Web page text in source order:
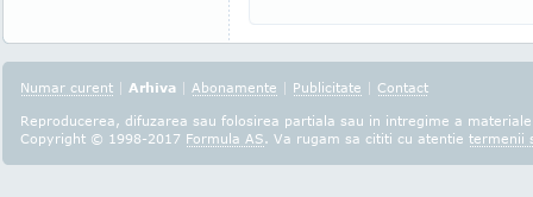
Numar curent | Arhiva | Abonamente | Publicitate | Contact
Reproducerea, difuzarea sau folosirea partiala sau in intregime a
Copyright © 1998-2017 Formula AS. Va rugam sa cititi cu atentie termenii